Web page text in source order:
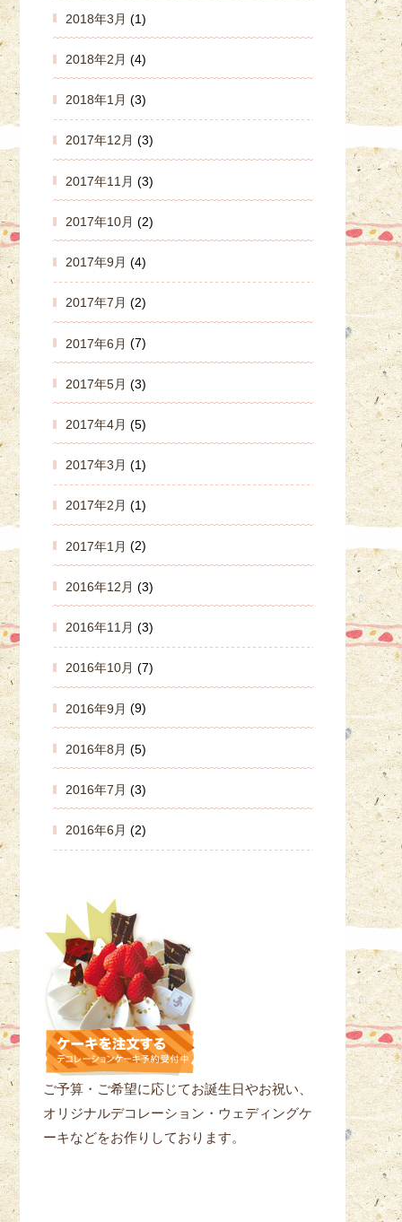
2018年3月 (1)
2018年2月 (4)
2018年1月 (3)
2017年12月 (3)
2017年11月 (3)
2017年10月 (2)
2017年9月 (4)
2017年7月 (2)
2017年6月 (7)
2017年5月 (3)
2017年4月 (5)
2017年3月 (1)
2017年2月 (1)
2017年1月 (2)
2016年12月 (3)
2016年11月 (3)
2016年10月 (7)
2016年9月 (9)
2016年8月 (5)
2016年7月 (3)
2016年6月 (2)
ご予算・ご希望に応じてお誕生日やお祝い、
オリジナルデコレーション・ウェディングケ
ーキなどをお作りしております。